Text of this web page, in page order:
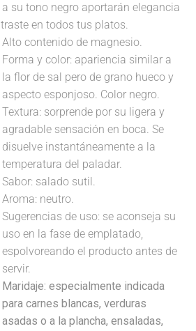
su tono negro aportarán elegancia
en todos tus platos.
Alto contenido de magnesio.
Forma y color: apariencia similar a
la flor de sal pero de grano hueco y
aspecto esponjoso. Color negro.
Textura: sorprende por su ligera y
agradable sensación en boca. Se
disuelve instantáneamente a la
temperatura del paladar.
Sabor: salado sutil.
Aroma: neutro.
Sugerencias de uso: se aconseja su
uso en la fase de emplatado,
espolvoreando el producto antes de
servir.
Maridaje: especialmente indicada
para carnes blancas, verduras
asadas o a la plancha, ensaladas,